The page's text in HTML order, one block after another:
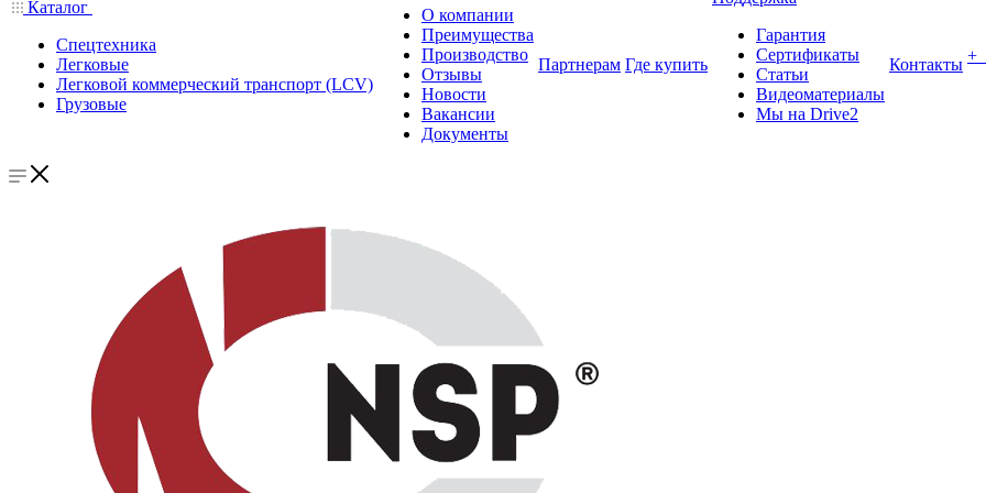
Каталог
Спецтехника
Легковые
Легковой коммерческий транспорт (LCV)
Грузовые
О компании
Преимущества
Производство
Отзывы
Новости
Вакансии
Документы
Партнерам Где купить
Гарантия
Сертификаты
Статьи
Видеоматериалы
Мы на Drive2
Контакты +